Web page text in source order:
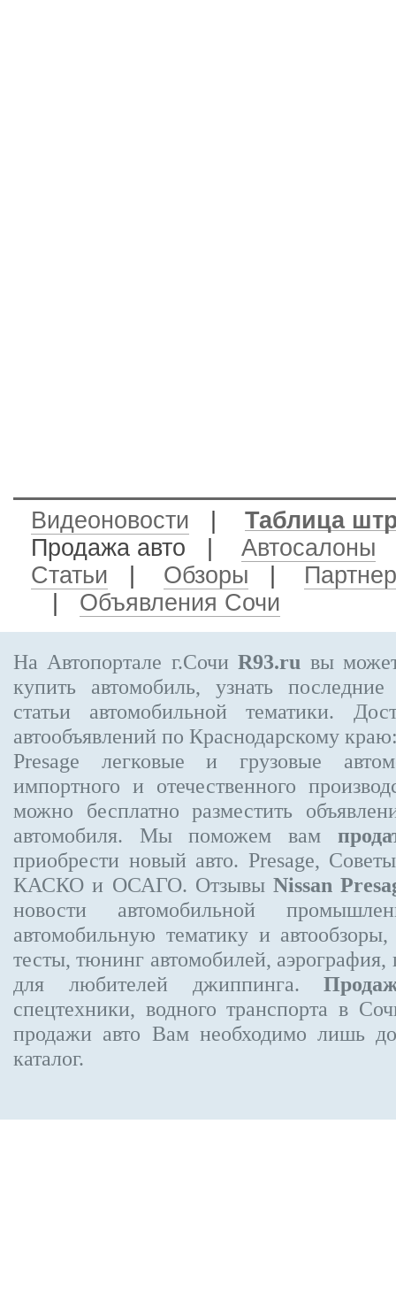
Видеоновости
Таблица
Продажа авто
Автосалоны
Статьи
Обзоры
Объявления Сочи
На Автопортале г.СочиR93.ru вы
купить автомобиль, узнать
статьи автомобильной тематики.
автообъявлений по Краснодарскому
Presage легковые и грузовые
импортного и отечественного
можно бесплатно разместить
автомобиля. Мы поможем вам
приобрести новый авто. Presage,
КАСКО и ОСАГО. ОтзывыNissan
новости автомобильной
автомобильную тематику и
тесты, тюнинг автомобилей,
для любителей джиппинга.
спецтехники, водного транспорта в
продажи авто Вам необходимо лишь
каталог.